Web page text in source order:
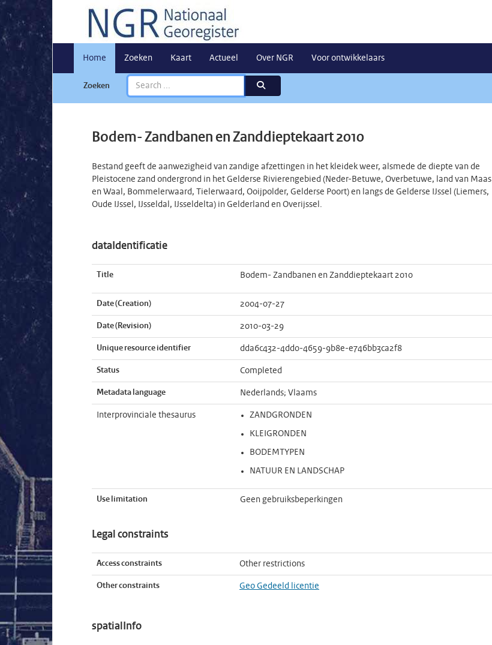
Home Zoeken Kaart Actueel Over NGR Voor ontwikkelaars
Zoeken
Bodem- Zandbanen en Zanddieptekaart 2010
Bestand geeft de aanwezigheid van zandige afzettingen in het kleidek weer, alsmede de diepte van de
Pleistocene zand ondergrond in het Gelderse Rivierengebied (Neder-Betuwe, Overbetuwe, land van Maas
en Waal, Bommelerwaard, Tielerwaard, Ooijpolder, Gelderse Poort) en langs de Gelderse IJssel (Liemers,
Oude IJssel, IJsseldal, IJsseldelta) in Gelderland en Overijssel.
dataIdentificatie
Title Bodem- Zandbanen en Zanddieptekaart 2010
Date (Creation) 2004-07-27
Date (Revision) 2010-03-29
Unique resource identifier dda6c432-4dd0-4659-9b8e-e746bb3ca2f8
Status Completed
Metadata language Nederlands; Vlaams
Interprovinciale thesaurus ZANDGRONDEN
KLEIGRONDEN
BODEMTYPEN
NATUUR EN LANDSCHAP
Use limitation Geen gebruiksbeperkingen
Legal constraints
Access constraints Other restrictions
Other constraints Geo Gedeeld licentie
spatialInfo